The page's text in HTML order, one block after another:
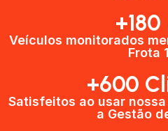
+180
Veículos monitorados
Frota
+600
Satisfeitos ao usar
a Gestão